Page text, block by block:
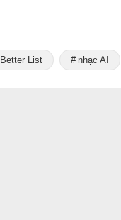
Better List nhạc AI